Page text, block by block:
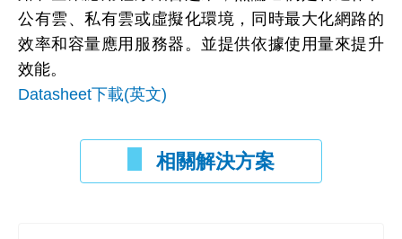
公有雲、私有雲或虛擬化環境，同時最大化網路的
效率和容量應用服務器。並提供依據使用量來提升
效能。
Datasheet下載(英文)
相關解決方案